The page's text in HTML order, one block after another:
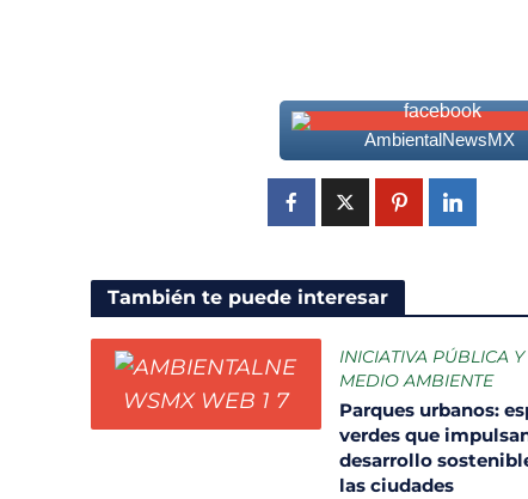
AmbientalNewsMX
También te puede interesar
INICIATIVA PÚBLICA Y
MEDIO AMBIENTE
Parques urbanos:
verdes que
desarrollo
las ciudades